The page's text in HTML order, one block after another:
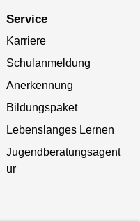
Service
Karriere
Schulanmeldung
Anerkennung
Bildungspaket
Lebenslanges Lernen
Jugendberatungsagent
ur